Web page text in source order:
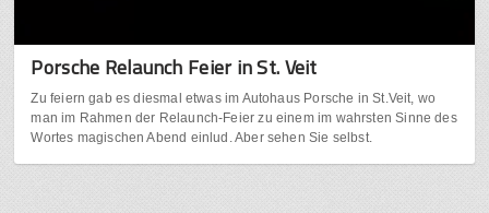
Porsche Relaunch Feier in St. Veit
Zu feiern gab es diesmal etwas im Autohaus Porsche in St.Veit, wo
man im Rahmen der Relaunch-Feier zu einem im wahrsten Sinne des
Wortes magischen Abend einlud. Aber sehen Sie selbst.